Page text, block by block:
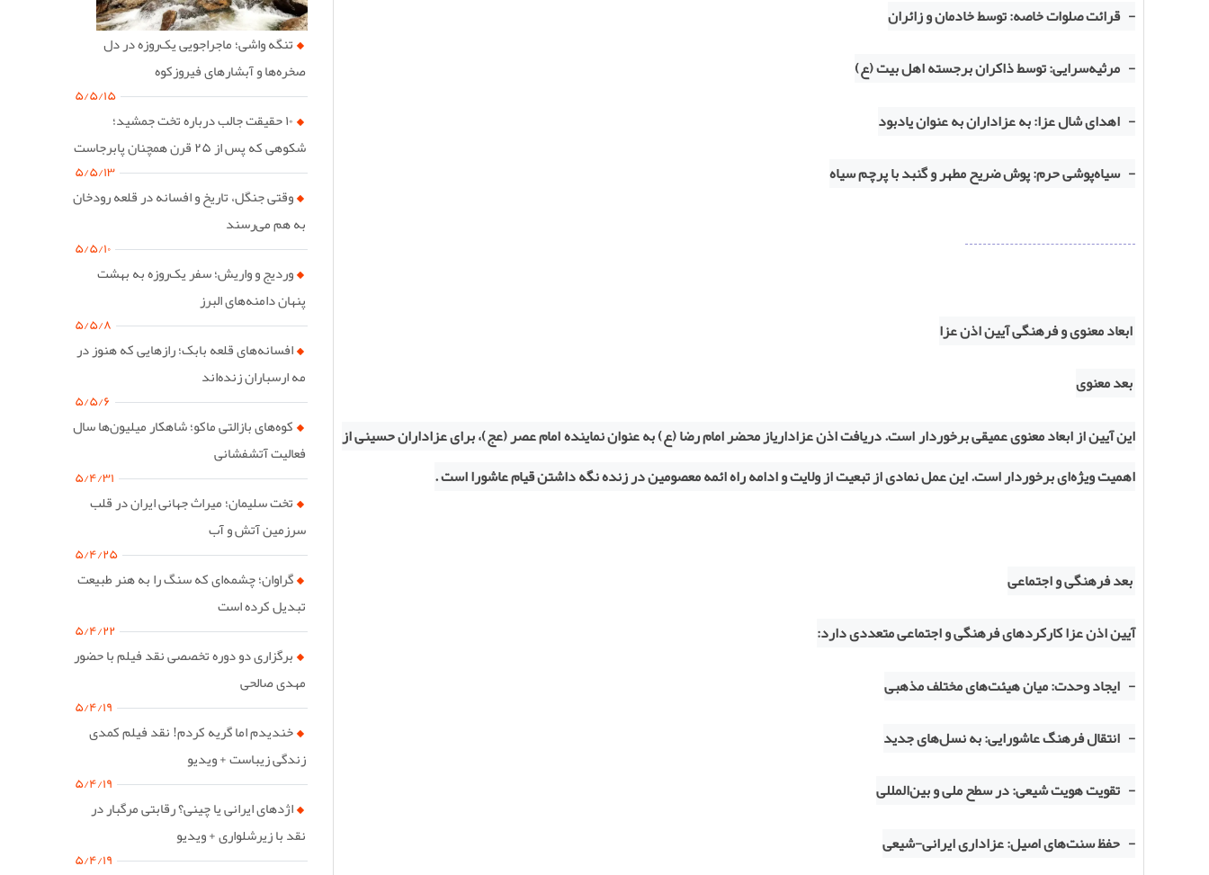
- قرائت صلوات خاصه: توسط خادمان و زائران
- مرثیه‌سرایی: توسط ذاکران برجسته اهل بیت (ع)
- اهدای شال عزا: به عزاداران به عنوان یادبود
- سیاه‌پوشی حرم: پوش ضریح مطهر و گنبد با پرچم سیاه
ابعاد معنوی و فرهنگی آیین اذن عزا
بعد معنوی
این آیین از ابعاد معنوی عمیقی برخوردار است. دریافت اذن عزاداریاز محضر امام رضا (ع) به عنوان نماینده امام عصر (عج)، برای عزاداران حسینی از
اهمیت ویژه‌ای برخوردار است. این عمل نمادی از تبعیت از ولایت و ادامه راه ائمه معصومین در زنده نگه داشتن قیام عاشورا است .
بعد فرهنگی و اجتماعی
آیین اذن عزا کارکردهای فرهنگی و اجتماعی متعددی دارد:
- ایجاد وحدت: میان هیئت‌های مختلف مذهبی
- انتقال فرهنگ عاشورایی: به نسل‌های جدید
- تقویت هویت شیعی: در سطح ملی و بین‌المللی
- حفظ سنت‌های اصیل: عزاداری ایرانی-شیعی
تنگه واشی؛ ماجراجویی یک‌روزه در دل
صخره‌ها و آبشارهای فیروزکوه
۵/۵/۱۵
۱۰ حقیقت جالب درباره تخت جمشید؛
شکوهی که پس از ۲۵ قرن همچنان پابرجاست
۵/۵/۱۳
وقتی جنگل، تاریخ و افسانه در قلعه رودخان
به هم می‌رسند
۵/۵/۱۰
وردیج و واریش؛ سفر یک‌روزه به بهشت
پنهان دامنه‌های البرز
۵/۵/۸
افسانه‌های قلعه بابک؛ رازهایی که هنوز در
مه ارسباران زنده‌اند
۵/۵/۶
کوه‌های بازالتی ماکو؛ شاهکار میلیون‌ها سال
فعالیت آتشفشانی
۵/۴/۳۱
تخت سلیمان؛ میراث جهانی ایران در قلب
سرزمین آتش و آب
۵/۴/۲۵
گراوان؛ چشمه‌ای که سنگ را به هنر طبیعت
تبدیل کرده است
۵/۴/۲۲
برگزاری دو دوره تخصصی نقد فیلم با حضور
مهدی صالحی
۵/۴/۱۹
خندیدم اما گریه کردم! نقد فیلم کمدی
زندگی زیباست + ویدیو
۵/۴/۱۹
اژدهای ایرانی یا چینی؟ رقابتی مرگبار در
نقد با زیرشلواری + ویدیو
۵/۴/۱۹